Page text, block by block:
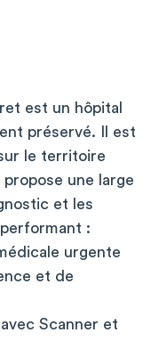
est un hôpital
préservé. Il est
le territoire
une large
et les
:
urgente
et de
Scanner et